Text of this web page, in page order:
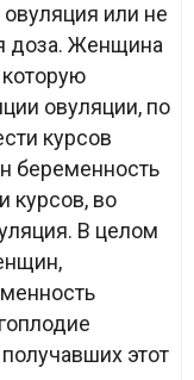
или не
доза. Женщина
овуляции, по
курсов
беременность
курсов, во
В целом
этот